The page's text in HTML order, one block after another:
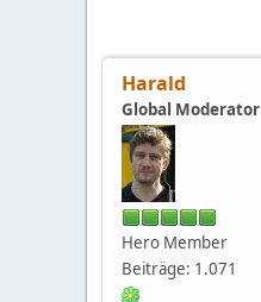
Harald
Global Moderator
Hero Member
Beiträge: 1.071